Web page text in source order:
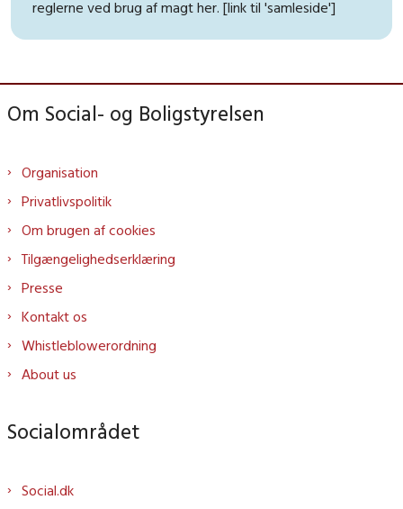
reglerne ved brug af magt her. [link til 'samleside']
Om Social- og Boligstyrelsen
Organisation
Privatlivspolitik
Om brugen af cookies
Tilgængelighedserklæring
Presse
Kontakt os
Whistleblowerordning
About us
Socialområdet
Social.dk